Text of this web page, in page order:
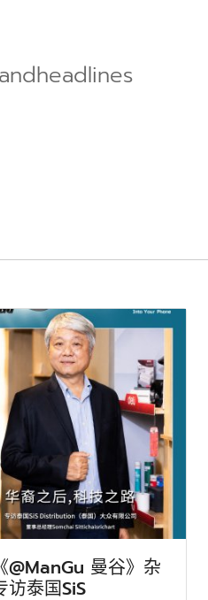
@ManGu 曼谷》杂
访泰国SiS